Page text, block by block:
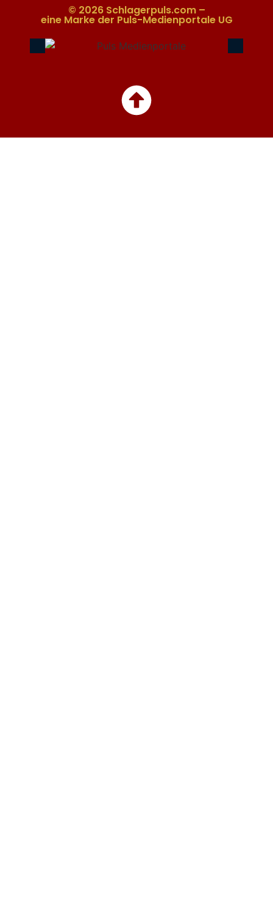
© 2026 Schlagerpuls.com –
eine Marke der Puls-Medienportale UG​